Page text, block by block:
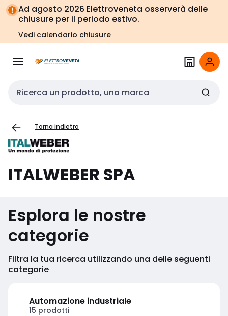
Vai alla
navigazione
Vai
alla
pagina
Ad agosto 2026 Elettroveneta osserverà delle
chiusure per il periodo estivo.
Vedi calendario chiusure
Cerca input
Torna indietro
ITALWEBER SPA
Esplora le nostre
categorie
Filtra la tua ricerca utilizzando una delle seguenti
categorie
Automazione industriale
15 prodotti